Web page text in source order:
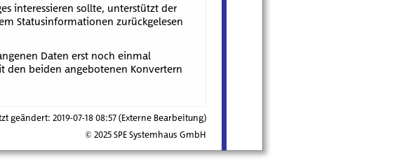
interessieren sollte, unterstützt der
Statusinformationen zurückgelesen
Daten erst noch einmal
den beiden angebotenen Konvertern
geändert: 2019-07-18 08:57 (Externe Bearbeitung)
© 2025 SPE Systemhaus GmbH